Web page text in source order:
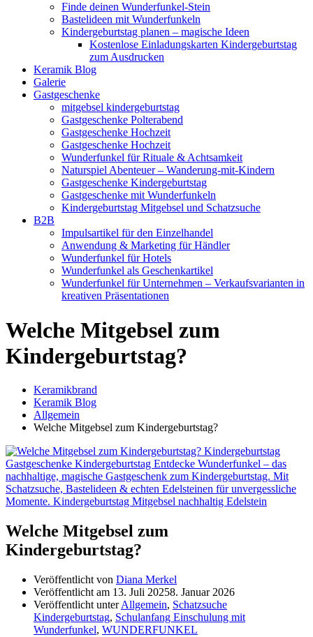
Finde deinen Wunderfunkel-Stein
Bastelideen mit Wunderfunkeln
Kindergeburtstag planen – magische Ideen
Kostenlose Einladungskarten Kindergeburtstag
zum Ausdrucken
Keramik Blog
Galerie
Gastgeschenke
mitgebsel kindergeburtstag
Gastgeschenke Polterabend
Gastgeschenke Hochzeit
Gastgeschenke Hochzeit
Wunderfunkel für Rituale & Achtsamkeit
Naturspiel Abenteuer – Wanderung-mit-Kindern
Gastgeschenke Kindergeburtstag
Gastgeschenke mit Wunderfunkeln
Kindergeburtstag Mitgebsel und Schatzsuche
B2B
Impulsartikel für den Einzelhandel
Anwendung & Marketing für Händler
Wunderfunkel für Hotels
Wunderfunkel als Geschenkartikel
Wunderfunkel für Unternehmen – Verkaufsvarianten in
kreativen Präsentationen
Welche Mitgebsel zum
Kindergeburtstag?
Keramikbrand
Keramik Blog
Allgemein
Welche Mitgebsel zum Kindergeburtstag?
Welche Mitgebsel zum
Kindergeburtstag?
Veröffentlicht von Diana Merkel
Veröffentlicht am 13. Juli 20258. Januar 2026
Veröffentlicht unterAllgemein, Schatzsuche
Kindergeburtstag, Schulanfang Einschulung mit
Wunderfunkel, WUNDERFUNKEL